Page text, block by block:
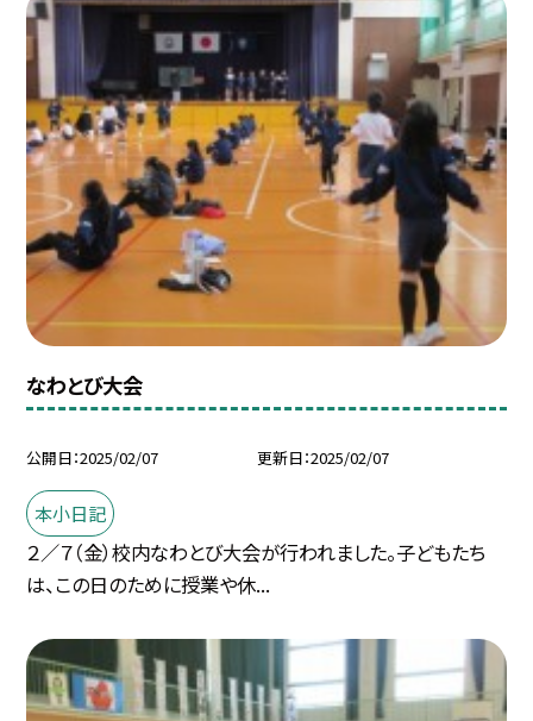
なわとび大会
公開日 2025/02/07 更新日 2025/02/07
本小日記
２／７（金）校内なわとび大会が行われました。子どもたち
は、この日のために授業や休...